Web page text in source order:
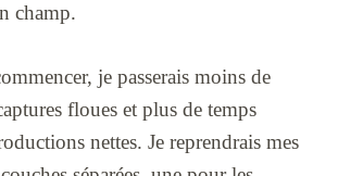
champ.
je passerais moins de
floues et plus de temps
nettes. Je reprendrais mes